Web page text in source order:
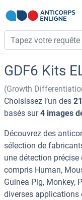
GDF6 Kits
(Growth
Choisissez l’un des
basés sur4 images
Découvrez des
sélection de
une détection précise
compris Human,
Guinea Pig, Monkey,
diverses applications